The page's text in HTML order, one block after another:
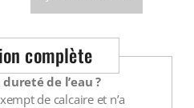
complète
de l’eau ?
de calcaire et n’a